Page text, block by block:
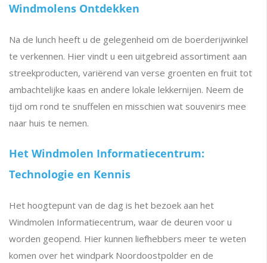
Windmolens Ontdekken
Na de lunch heeft u de gelegenheid om de boerderijwinkel
te verkennen. Hier vindt u een uitgebreid assortiment aan
streekproducten, variërend van verse groenten en fruit tot
ambachtelijke kaas en andere lokale lekkernijen. Neem de
tijd om rond te snuffelen en misschien wat souvenirs mee
naar huis te nemen.
Het Windmolen Informatiecentrum:
Technologie en Kennis
Het hoogtepunt van de dag is het bezoek aan het
Windmolen Informatiecentrum, waar de deuren voor u
worden geopend. Hier kunnen liefhebbers meer te weten
komen over het windpark Noordoostpolder en de